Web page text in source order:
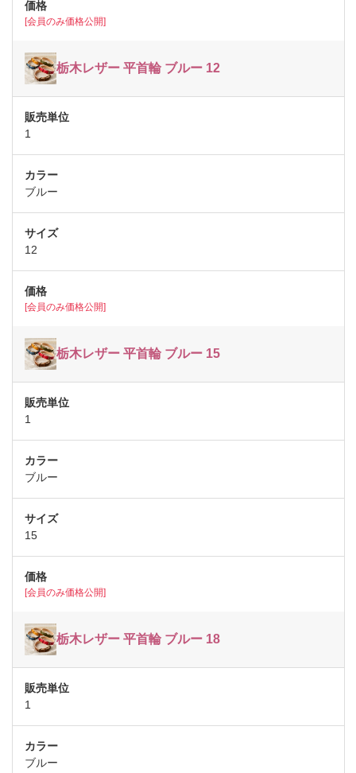
[会員のみ価格公開]
栃木レザー 平首輪 ブルー 12
1
ブルー
12
[会員のみ価格公開]
栃木レザー 平首輪 ブルー 15
1
ブルー
15
[会員のみ価格公開]
栃木レザー 平首輪 ブルー 18
1
ブルー